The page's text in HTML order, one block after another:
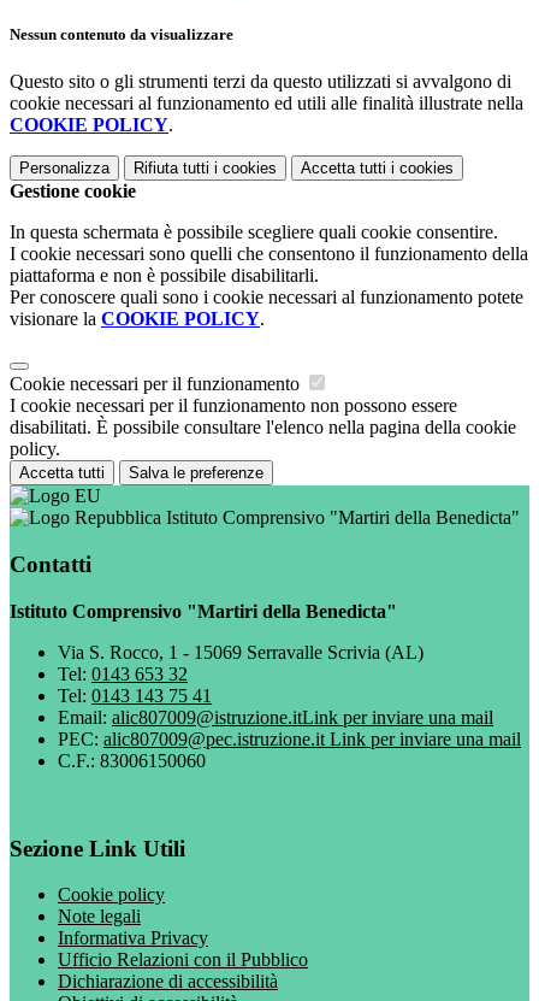
Nessun contenuto da visualizzare
Questo sito o gli strumenti terzi da questo utilizzati si avvalgono di
cookie necessari al funzionamento ed utili alle finalità illustrate nella
COOKIE POLICY.
Personalizza Rifiuta tutti i cookies Accetta tutti i cookies
Gestione cookie
In questa schermata è possibile scegliere quali cookie consentire.
I cookie necessari sono quelli che consentono il funzionamento della
piattaforma e non è possibile disabilitarli.
Per conoscere quali sono i cookie necessari al funzionamento potete
visionare la COOKIE POLICY.
Cookie necessari per il funzionamento
I cookie necessari per il funzionamento non possono essere
disabilitati. È possibile consultare l'elenco nella pagina della cookie
policy.
Accetta tutti Salva le preferenze
Istituto Comprensivo "Martiri della Benedicta"
Contatti
Istituto Comprensivo "Martiri della Benedicta"
Via S. Rocco, 1 - 15069 Serravalle Scrivia (AL)
Tel: 0143 653 32
Tel: 0143 143 75 41
Email: alic807009@istruzione.itLink per inviare una mail
PEC: alic807009@pec.istruzione.it Link per inviare una mail
C.F.: 83006150060
Sezione Link Utili
Cookie policy
Note legali
Informativa Privacy
Ufficio Relazioni con il Pubblico
Dichiarazione di accessibilità